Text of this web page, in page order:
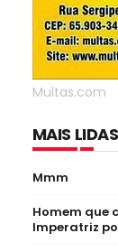
Multas.com
MAIS
Mmm
Homem que
Imperatriz